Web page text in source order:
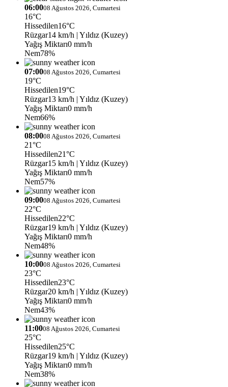
06:0008 Ağustos 2026, Cumartesi
16°C
Hissedilen16°C
Rüzgar14 km/h | Yıldız (Kuzey)
Yağış Miktarı0 mm/h
Nem78%
07:0008 Ağustos 2026, Cumartesi
19°C
Hissedilen19°C
Rüzgar13 km/h | Yıldız (Kuzey)
Yağış Miktarı0 mm/h
Nem66%
08:0008 Ağustos 2026, Cumartesi
21°C
Hissedilen21°C
Rüzgar15 km/h | Yıldız (Kuzey)
Yağış Miktarı0 mm/h
Nem57%
09:0008 Ağustos 2026, Cumartesi
22°C
Hissedilen22°C
Rüzgar19 km/h | Yıldız (Kuzey)
Yağış Miktarı0 mm/h
Nem48%
10:0008 Ağustos 2026, Cumartesi
23°C
Hissedilen23°C
Rüzgar20 km/h | Yıldız (Kuzey)
Yağış Miktarı0 mm/h
Nem43%
11:0008 Ağustos 2026, Cumartesi
25°C
Hissedilen25°C
Rüzgar19 km/h | Yıldız (Kuzey)
Yağış Miktarı0 mm/h
Nem38%